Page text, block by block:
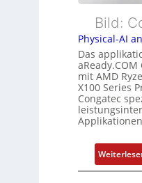
Bild:
Physical-AI
Das
aReady.COM
mit AMD
X100 Series
Congatec